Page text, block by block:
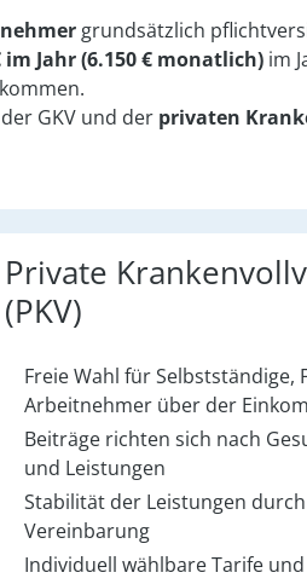
grundsätzlich
im Jahr (6.150 € monatlich) im
GKV und der privaten
Private
(PKV)
Freie Wahl für Selbstständige,
Arbeitnehmer über der
Beiträge richten sich nach
und Leistungen
Stabilität der Leistungen
Vereinbarung
Individuell wählbare Tarife